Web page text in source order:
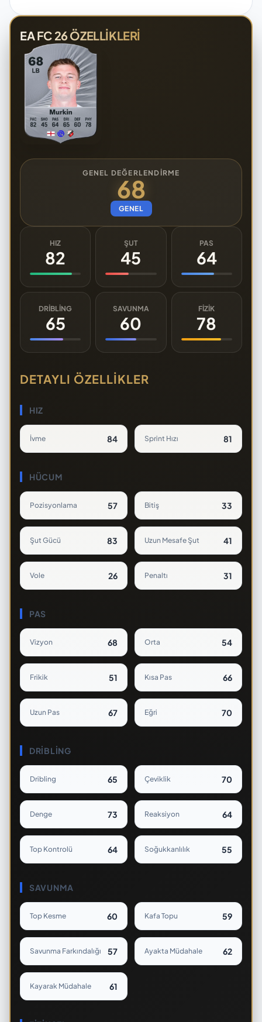
EA FC 26 ÖZELLIKLERI
GENEL DEĞERLENDIRME
68
GENEL
HIZ
82
ŞUT
45
PAS
64
DRIBLING
65
SAVUNMA
60
FIZIK
78
DETAYLI ÖZELLIKLER
HIZ
İvme 84 Sprint Hızı 81
HÜCUM
Pozisyonlama 57 Bitiş 33
Şut Gücü 83 Uzun Mesafe Şut 41
Vole 26 Penaltı 31
PAS
Vizyon 68 Orta 54
Frikik 51 Kısa Pas 66
Uzun Pas 67 Eğri 70
DRIBLING
Dribling 65 Çeviklik 70
Denge 73 Reaksiyon 64
Top Kontrolü 64 Soğukkanlılık 55
SAVUNMA
Top Kesme 60 Kafa Topu 59
Savunma Farkındalığı 57 Ayakta Müdahale 62
Kayarak Müdahale 61